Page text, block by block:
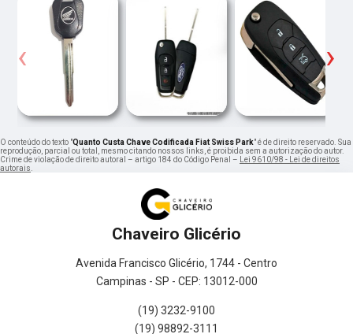
‹ ›
O conteúdo do texto "Quanto Custa Chave Codificada Fiat Swiss Park" é de direito reservado. Sua
reprodução, parcial ou total, mesmo citando nossos links, é proibida sem a autorização do autor.
Crime de violação de direito autoral – artigo 184 do Código Penal –
Lei 9610/98 - Lei de direitos
autorais
Chaveiro Glicério
Avenida Francisco Glicério, 1744 - Centro
Campinas - SP - CEP: 13012-000
(19) 3232-9100
(19) 98892-3111